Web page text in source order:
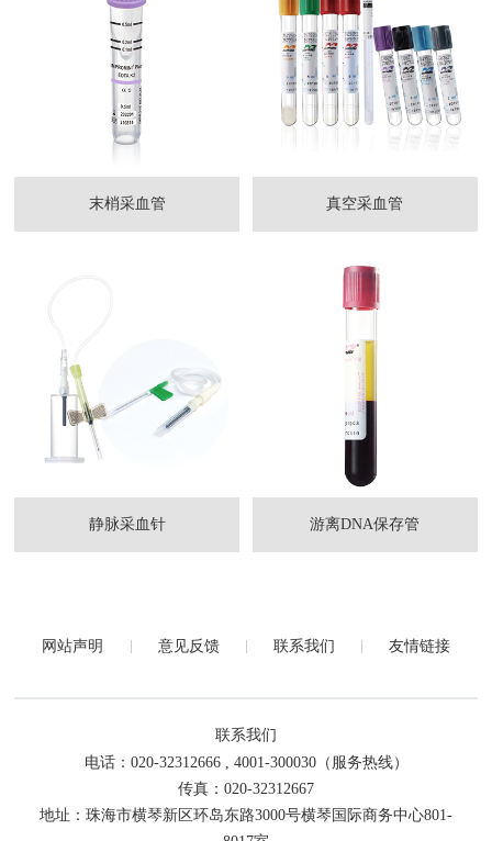
末梢采血管 真空采血管
静脉采血针 游离DNA保存管
网站声明 意见反馈 联系我们 友情链接
联系我们
电话：020-32312666 , 4001-300030（服务热线）
传真：020-32312667
地址：珠海市横琴新区环岛东路3000号横琴国际商务中心801-